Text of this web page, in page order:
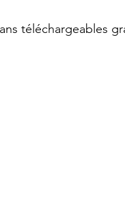
téléchargeables